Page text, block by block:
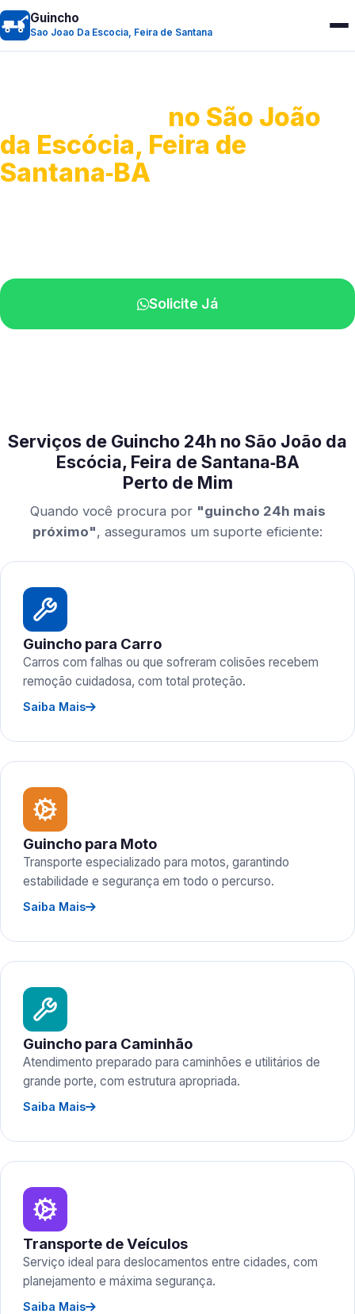
Guincho
Sao Joao Da Escocia, Feira de Santana
no São João
da Escócia, Feira de
Santana‑BA
Solicite Já
Serviços de Guincho 24h no São João da
Escócia, Feira de Santana‑BA
Perto de Mim
Quando você procura por "guincho 24h mais
próximo", asseguramos um suporte eficiente:
Guincho para Carro
Carros com falhas ou que sofreram colisões recebem
remoção cuidadosa, com total proteção.
Saiba Mais
Guincho para Moto
Transporte especializado para motos, garantindo
estabilidade e segurança em todo o percurso.
Saiba Mais
Guincho para Caminhão
Atendimento preparado para caminhões e utilitários de
grande porte, com estrutura apropriada.
Saiba Mais
Transporte de Veículos
Serviço ideal para deslocamentos entre cidades, com
planejamento e máxima segurança.
Saiba Mais